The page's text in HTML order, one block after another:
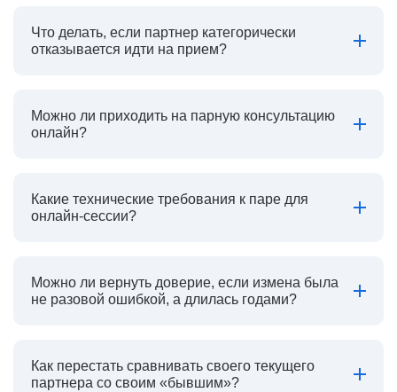
Что делать, если партнер категорически
отказывается идти на прием?
Можно ли приходить на парную консультацию
онлайн?
Какие технические требования к паре для
онлайн-сессии?
Можно ли вернуть доверие, если измена была
не разовой ошибкой, а длилась годами?
Как перестать сравнивать своего текущего
партнера со своим «бывшим»?